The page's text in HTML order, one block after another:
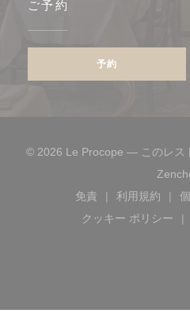
ご予約
予約
© 2026 Le Procope — このレス
免責
((新しいウィンド
利用規約
((新し
クッキー ポリシー
((新しい